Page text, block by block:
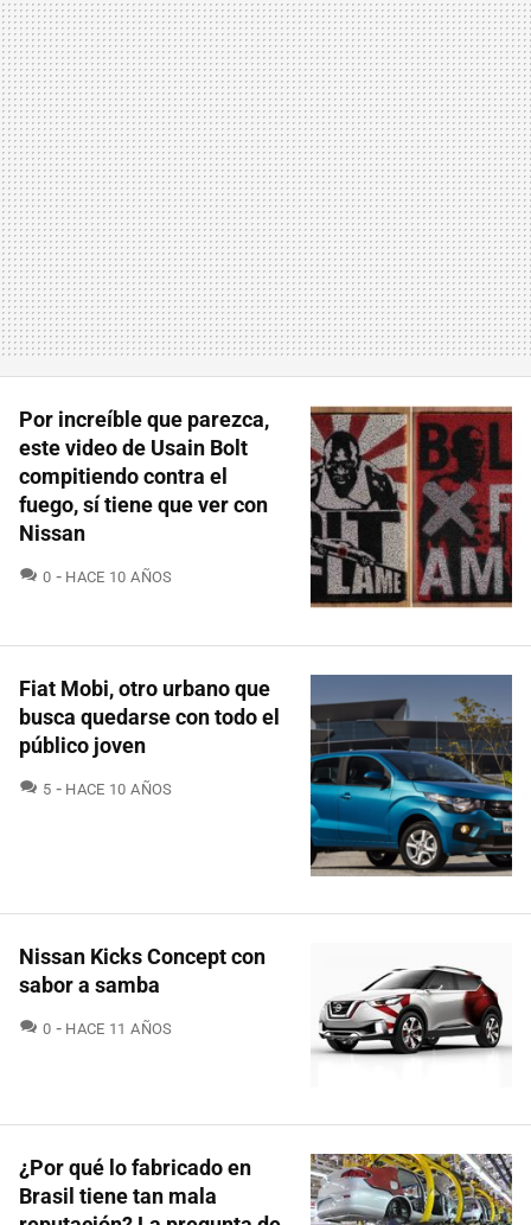
Por increíble que parezca,
este video de Usain Bolt
compitiendo contra el
fuego, sí tiene que ver con
Nissan
0 COMENTARIOS
HACE 10 AÑOS
Fiat Mobi, otro urbano que
busca quedarse con todo el
público joven
5 COMENTARIOS
HACE 10 AÑOS
Nissan Kicks Concept con
sabor a samba
0 COMENTARIOS
HACE 11 AÑOS
¿Por qué lo fabricado en
Brasil tiene tan mala